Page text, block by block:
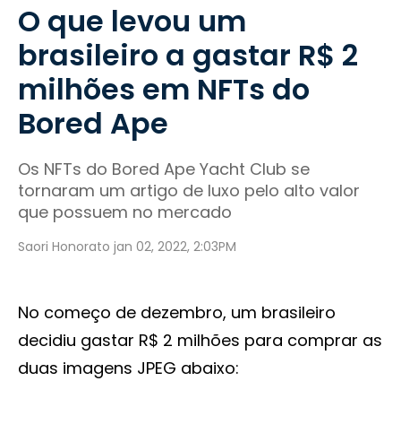
O que levou um
brasileiro a gastar R$ 2
milhões em NFTs do
Bored Ape
Os NFTs do Bored Ape Yacht Club se
tornaram um artigo de luxo pelo alto valor
que possuem no mercado
Saori Honorato jan 02, 2022, 2:03PM
No começo de dezembro, um brasileiro
decidiu gastar R$ 2 milhões para comprar as
duas imagens JPEG abaixo: